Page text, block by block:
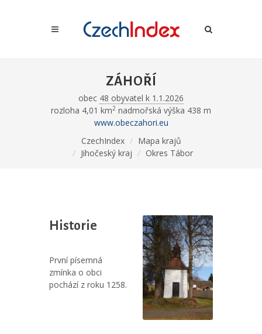
ZÁHOŘÍ
obec 48 obyvatel k 1.1.2026
rozloha 4,01 km2 nadmořská výška 438 m
www.obeczahori.eu
CzechIndex
Mapa krajů
Jihočeský kraj
Okres Tábor
Historie
První písemná
zmínka o obci
pochází z roku 1258.